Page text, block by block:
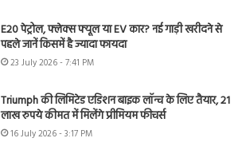
E20 पेट्रोल, फ्लेक्स फ्यूल या EV कार? नई गाड़ी खरीदने से
पहले जानें किसमें है ज्यादा फायदा
23 July 2026 - 7:41 PM
Triumph की लिमिटेड एडिशन बाइक लॉन्च के लिए तैयार, 21
लाख रुपये कीमत में मिलेंगे प्रीमियम फीचर्स
16 July 2026 - 3:17 PM